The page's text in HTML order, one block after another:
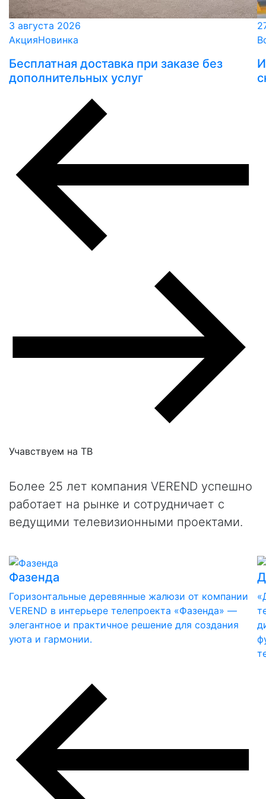
3 августа 2026
АкцияНовинка
Бесплатная доставка при заказе без
дополнительных услуг
Учавствуем на ТВ
Более 25 лет компания VEREND успешно
работает на рынке и сотрудничает с
ведущими телевизионными проектами.
Фазенда
Горизонтальные деревянные жалюзи от компании
VEREND в интерьере телепроекта «Фазенда» —
элегантное и практичное решение для создания
уюта и гармонии.